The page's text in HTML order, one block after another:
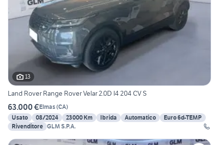
13
Land Rover Range Rover Velar 2.0D I4 204 CV S
63.000 €Elmas(CA)
Usato
08/2024 23000 Km Ibrida Automatico
Euro 6d-TEMP
Rivenditore GLM S.P.A.